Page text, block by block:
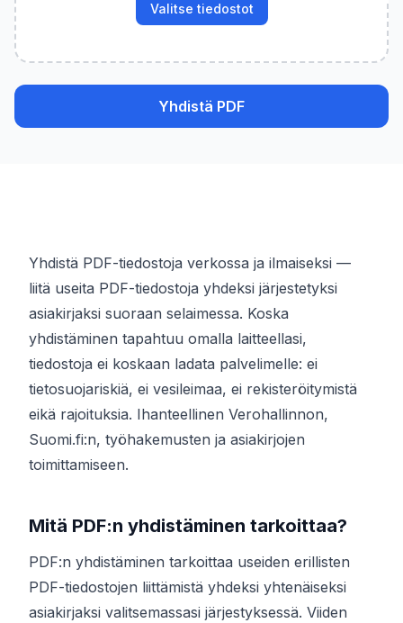
Valitse tiedostot
Yhdistä PDF
Yhdistä PDF-tiedostoja verkossa ja ilmaiseksi —
liitä useita PDF-tiedostoja yhdeksi järjestetyksi
asiakirjaksi suoraan selaimessa. Koska
yhdistäminen tapahtuu omalla laitteellasi,
tiedostoja ei koskaan ladata palvelimelle: ei
tietosuojariskiä, ei vesileimaa, ei rekisteröitymistä
eikä rajoituksia. Ihanteellinen Verohallinnon,
Suomi.fi:n, työhakemusten ja asiakirjojen
toimittamiseen.
Mitä PDF:n yhdistäminen tarkoittaa?
PDF:n yhdistäminen tarkoittaa useiden erillisten
PDF-tiedostojen liittämistä yhdeksi yhtenäiseksi
asiakirjaksi valitsemassasi järjestyksessä. Viiden